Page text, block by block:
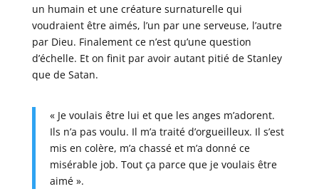
un humain et une créature surnaturelle qui
voudraient être aimés, l’un par une serveuse, l’autre
par Dieu. Finalement ce n’est qu’une question
d’échelle. Et on finit par avoir autant pitié de Stanley
que de Satan.
« Je voulais être lui et que les anges m’adorent.
Ils n’a pas voulu. Il m’a traité d’orgueilleux. Il s’est
mis en colère, m’a chassé et m’a donné ce
misérable job. Tout ça parce que je voulais être
aimé ».